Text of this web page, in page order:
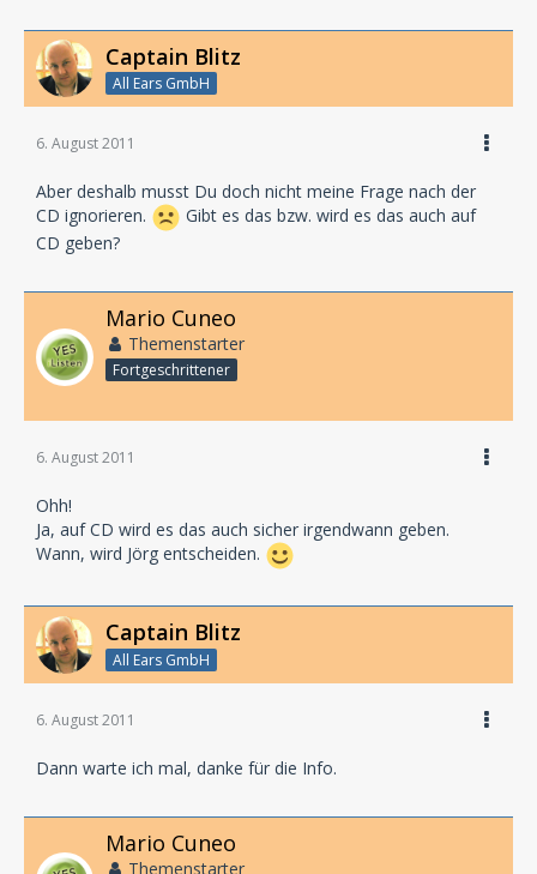
Captain Blitz
All Ears GmbH
6. August 2011
Aber deshalb musst Du doch nicht meine Frage nach der
CD ignorieren.
Gibt es das bzw. wird es das auch auf
CD geben?
Mario Cuneo
Themenstarter
Fortgeschrittener
6. August 2011
Ohh!
Ja, auf CD wird es das auch sicher irgendwann geben.
Wann, wird Jörg entscheiden.
Captain Blitz
All Ears GmbH
6. August 2011
Dann warte ich mal, danke für die Info.
Mario Cuneo
Themenstarter